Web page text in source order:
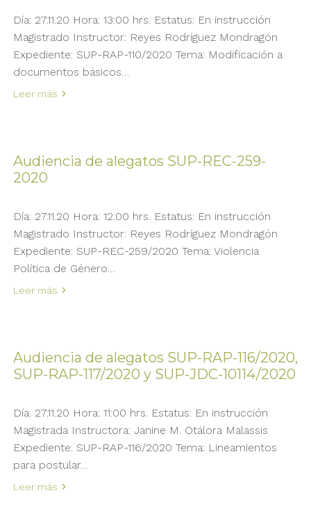
Día: 27.11.20 Hora: 13:00 hrs. Estatus: En instrucción
Magistrado Instructor: Reyes Rodríguez Mondragón
Expediente: SUP-RAP-110/2020 Tema: Modificación a
documentos básicos…
Leer más
Audiencia de alegatos SUP-REC-259-
2020
Día: 27.11.20 Hora: 12:00 hrs. Estatus: En instrucción
Magistrado Instructor: Reyes Rodríguez Mondragón
Expediente: SUP-REC-259/2020 Tema: Violencia
Política de Género…
Leer más
Audiencia de alegatos SUP-RAP-116/2020,
SUP-RAP-117/2020 y SUP-JDC-10114/2020
Día: 27.11.20 Hora: 11:00 hrs. Estatus: En instrucción
Magistrada Instructora: Janine M. Otálora Malassis
Expediente: SUP-RAP-116/2020 Tema: Lineamientos
para postular…
Leer más